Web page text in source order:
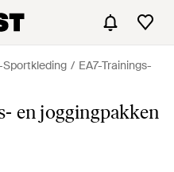
Sportkleding
EA7-Trainings-
en joggingpakken